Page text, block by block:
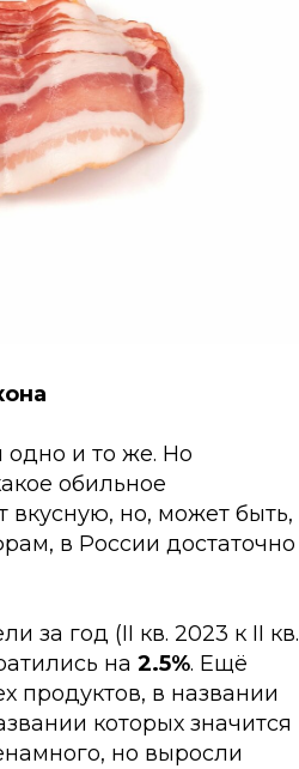
одно и то же. Но
обильное
вкусную, но, может быть,
в России достаточно
за год (II кв. 2023 к II кв.
на 2.5%. Ещё
продуктов, в названии
которых значится
но выросли